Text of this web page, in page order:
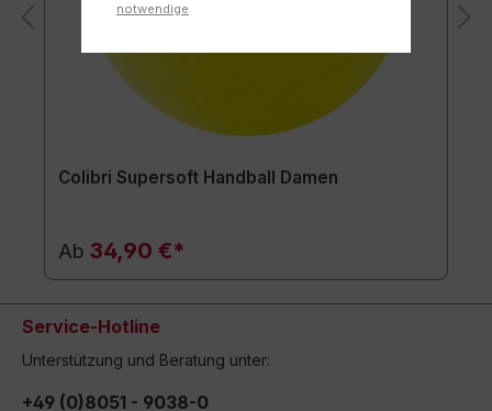
Colibri Supersoft Handball Damen
Ab 34,90 €*
Service-Hotline
Unterstützung und Beratung unter:
+49 (0)8051 - 9038-0
notwendige